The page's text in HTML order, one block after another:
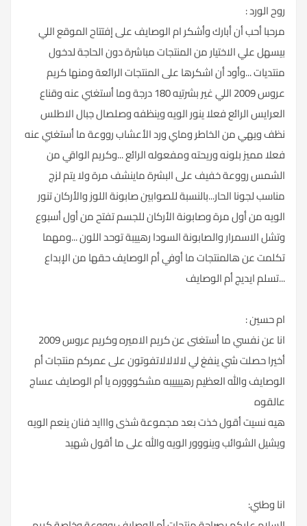
روح الورد :
مرحبا أحب أن أبارك وأشكر ام الوصايف على إفتتاح الموقع اللي
بيسهل علي الاختيار من المنتجات مباشرة دون الحاجة لدخول
منتديات ...وأود أن اشكرها على المنتجات الرائعة ومنها كريم
عروس 2009 اللي غير بشرتيه 180 درجة وما أستغني عنه وقناع
العرايس الرائع فعلا ينور الويه وينظفه وصلصال جبال الاطلس
نظف ويهي من الخاطر وماي ورد الأعشاب رووعة ما أستغني عنه
فعلا مميز بلونه وريحته ومفعوله الرائع ...وكريم الواقي من
الشمس رووعة خفيف على البشرة ماينشف مرة ولا يتم لزج
مناسب لجونا الحار...بالنسبة للصوابين صابونة اللوز والأركان تنور
الويه من أول مرة وصابونة الأركان للجسم تفتح من أول أسبوع
وتشل الاسمرار والصابونة السودا رهييبة توحد اللون ...ومهما
تكلمت عن هالمنتجات ما أوفي أم الوصايف حقها من الإبداع
...تسلم ايديج أم الوصايف
ام حسين :
انا عن نفسي ما أستغنى عن كريم الاميره وكريم عروس 2009
أخيرا حصلت شي ينفغ لي لالالالاتفوتون على عمركم منتجات أم
الوصايف والله العظيم رهييييبه مشكوووره يا أم الوصايف عساج
عالقوه
هيه نسيت أقول خذت بعد مجموعة شذى وااايد فنان ينعم الويه
ويشيل الشوائب وينووور الويه والله على ما أقول شهيد
انا وطني: